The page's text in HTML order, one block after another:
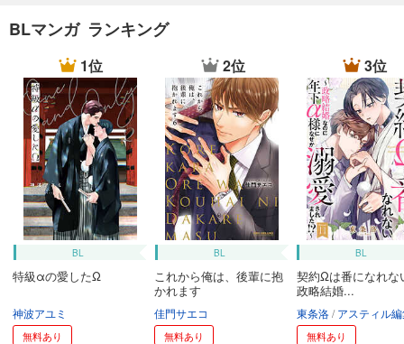
BLマンガ ランキング
1位
BL
特級αの愛したΩ
神波アユミ
無料あり
2位
BL
これから俺は、後輩に抱
かれます
佳門サエコ
無料あり
3位
BL
契約Ωは番になれな
政略結婚...
東条洛 アスティル
無料あり